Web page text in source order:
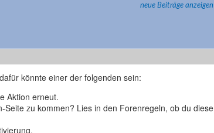
neue Beiträge anzeigen
könnte einer der folgenden sein:
Aktion erneut.
zu kommen? Lies in den Forenregeln, ob du diese